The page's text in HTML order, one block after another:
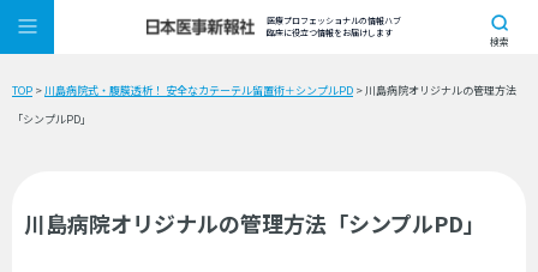
医療プロフェッショナルの情報ハブ
臨床に役立つ情報をお届けします
検索
TOP >川島病院式・腹膜透析！ 安全なカテーテル留置術＋シンプルPD > 川島病院オリジナルの管理方法
「シンプルPD」
川島病院オリジナルの管理方法「シンプルPD」